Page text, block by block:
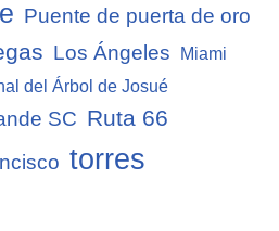
Puente de puerta de oro
Los Ángeles Miami
del Árbol de Josué
SC Ruta 66
torres